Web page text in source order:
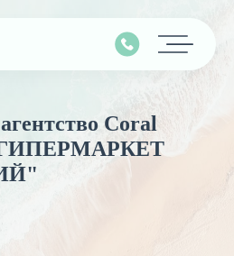
Coral